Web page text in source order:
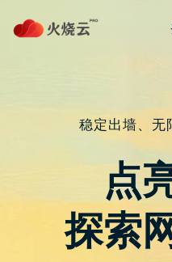
旋风加
——智